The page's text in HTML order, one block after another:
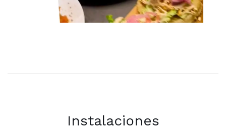
Instalaciones